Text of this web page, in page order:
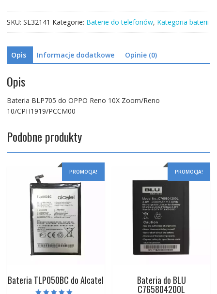
10
SKU: SL32141 Kategorie: Baterie do telefonów, Kategoria baterii
Opis Informacje dodatkowe Opinie (0)
Opis
Bateria BLP705 do OPPO Reno 10X Zoom/Reno
10/CPH1919/PCCM00
Podobne produkty
PROMOCJA!
Bateria TLP050BC do Alcatel
PROMOCJA!
Bateria do BLU
C765804200L